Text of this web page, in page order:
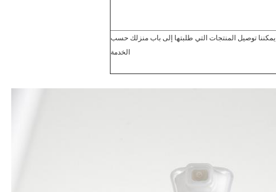
يمكننا توصيل المنتجات التي طلبتها إلى باب منزلك حسب
الخدمة